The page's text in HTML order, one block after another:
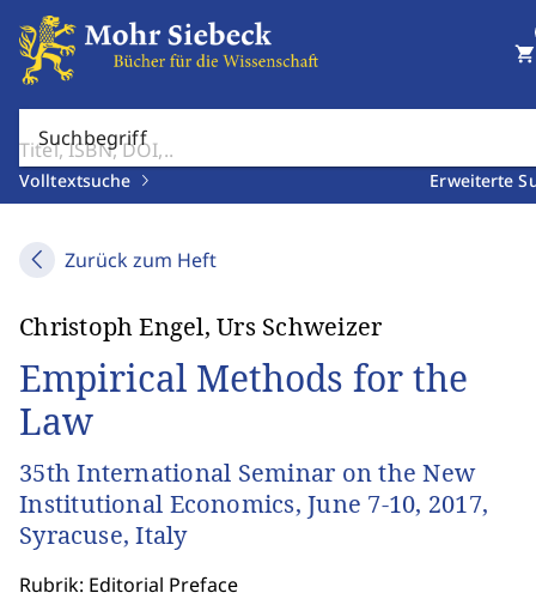
Suchbegriff
Volltextsuche Erweiterte
shopping_cart
Zurück zum Heft
Christoph Engel, Urs Schweizer
Empirical Methods for the
Law
35th International Seminar on the New
Institutional Economics, June 7-10, 2017,
Syracuse, Italy
Rubrik: Editorial Preface